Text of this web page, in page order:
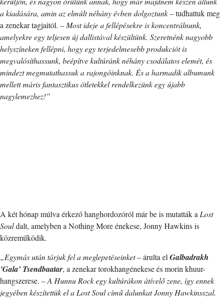
a kiadására, amin az elmúlt néhány évben dolgoztunk– tudhattuk meg
a zenekar tagjaitól. – Most ideje a fellépésekre is koncentrálnunk,
amelyekre egy teljesen új dallistával készültünk. Szeretnénk nagyobb
helyszíneken fellépni, hogy egy terjedelmesebb produkciót is
megvalósíthassunk, beépítve kultúránk néhány csodálatos elemét, és
mindezt megmutathassuk a rajongóinknak. És a harmadik albumunk
mellett máris fantasztikus ötletekkel rendelkezünk egy újabb
nagylemezhez!”
A két hónap múlva érkező hanghordozóról már be is mutatták a Lost
Souldalt, amelyben a Nothing More énekese, Jonny Hawkins is
közreműködik.
„Egymás után tárjuk fel a meglepetéseinket– árulta el Galbadrakh
’Gala’ Tsendbaatar, a zenekar torokhangénekese és morin khuur-
hangszerese. –A Hunnu Rock egy kultúrákon átívelő zene, így ennek
jegyében készítettük el a Lost Soul című dalunkat Jonny Hawkinsszal.